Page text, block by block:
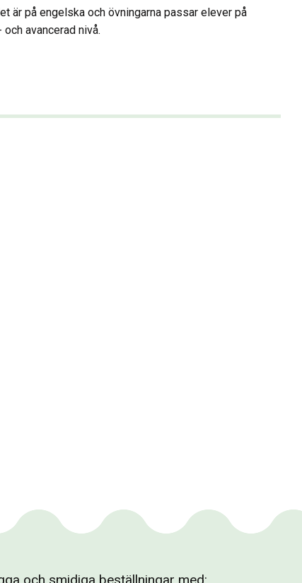
är på engelska och övningarna passar elever på
avancerad nivå.